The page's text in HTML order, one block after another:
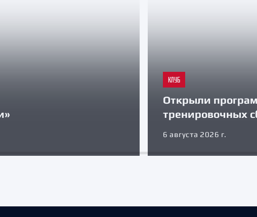
КЛУБ
Открыли
тренировочных
6 августа 2026 г.